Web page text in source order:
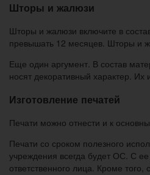
Шторы и жалюзи
Шторы и жалюзи включите в
превышать 12 месяцев. Шторы и
Еще один аргумент. В состав
носят декоративный характер.
Изготовление печатей
Печати можно отнести и к
Печати со сроком полезного
учреждения всегда будет ОС. С
ответственного лица. Кроме